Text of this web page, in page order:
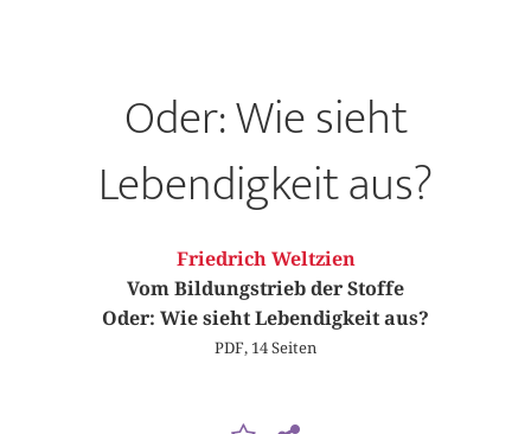
Oder: Wie sieht
Lebendigkeit aus?
Friedrich Weltzien
Vom Bildungstrieb der Stoffe
Oder: Wie sieht Lebendigkeit aus?
PDF, 14 Seiten